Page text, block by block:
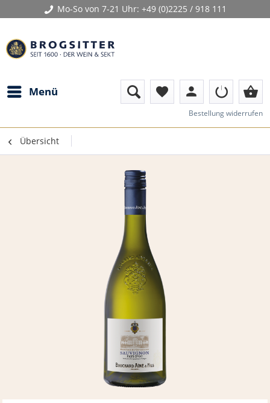
Mo-So von 7-21 Uhr: +49 (0)2225 / 918 111
Menü favorite person shopping_basket
Bestellung widerrufen
Übersicht